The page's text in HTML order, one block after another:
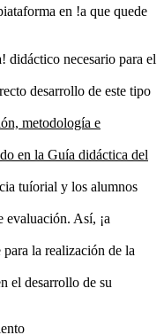
en !a que quede
didáctico necesario para el
desarrollo de este tipo
metodología e
en la Guía didáctica del
tuíorial y los alumnos
evaluación. Así, ¡a
la realización de la
el desarrollo de su